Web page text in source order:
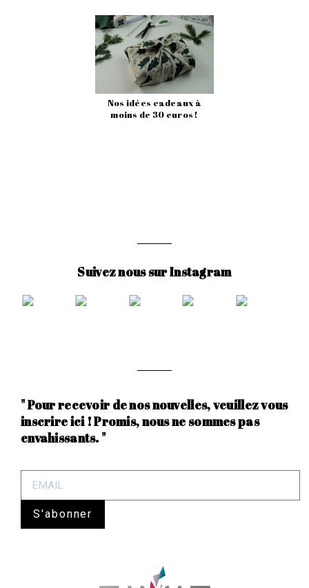
Nos idées cadeaux à
moins de 30 euros !
Suivez nous sur Instagram
" Pour recevoir de nos nouvelles, veuillez vous
inscrire ici ! Promis, nous ne sommes pas
envahissants. "
S'abonner